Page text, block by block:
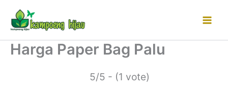
konten
Harga Paper Bag Palu
5/5 - (1 vote)